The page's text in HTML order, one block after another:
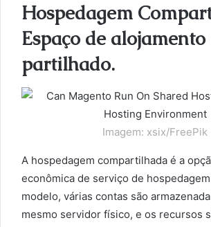
Hospedagem
Espaço de alojamento
partilhado.
Imagem: xsix/FreePik
A hospedagem compartilhada é a
econômica de serviço de
modelo, várias contas são
mesmo servidor físico, e os recursos